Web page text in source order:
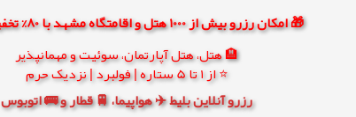
🎁 امکان رزرو بیش از 1000 هتل و اقامتگاه مشهد با 80% تخفیف واقعی
🏨 هتل، هتل آپارتمان، سوئیت و مهمانپذیر
⭐ از 1 تا 5 ستاره | فولبرد | نزدیک حرم
رزرو آنلاین بلیط ✈️ هواپیما، 🚆 قطار و 🚌 اتوبوس